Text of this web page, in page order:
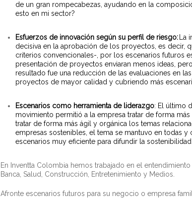
de un gran rompecabezas, ayudando en la
esto en mi sector?
Esfuerzos de innovación según su perfil de riesgo: La
decisiva en la aprobación de los proyectos, es decir,
criterios convencionales-, por los escenarios futuros
presentación de proyectos enviaran menos ideas,
resultado fue una reducción de las evaluaciones en
proyectos de mayor calidad y cubriendo más
Escenarios como herramienta de liderazgo: El último
movimiento permitió a la empresa tratar de forma
tratar de forma más ágil y orgánica los temas
empresas sostenibles, el tema se mantuvo en todas
escenarios muy eficiente para difundir la
En Inventta Colombia hemos trabajado en el
Banca, Salud, Construcción, Entretenimiento y Medios.
Afronte escenarios futuros para su negocio o empresa